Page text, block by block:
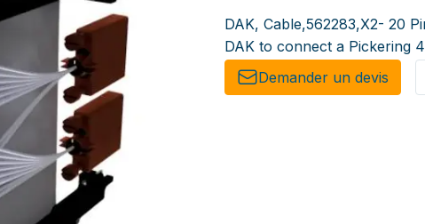
DAK, Cable,562283,X2- 20
DAK to connect a Pickering
Demander un de​​vis​​